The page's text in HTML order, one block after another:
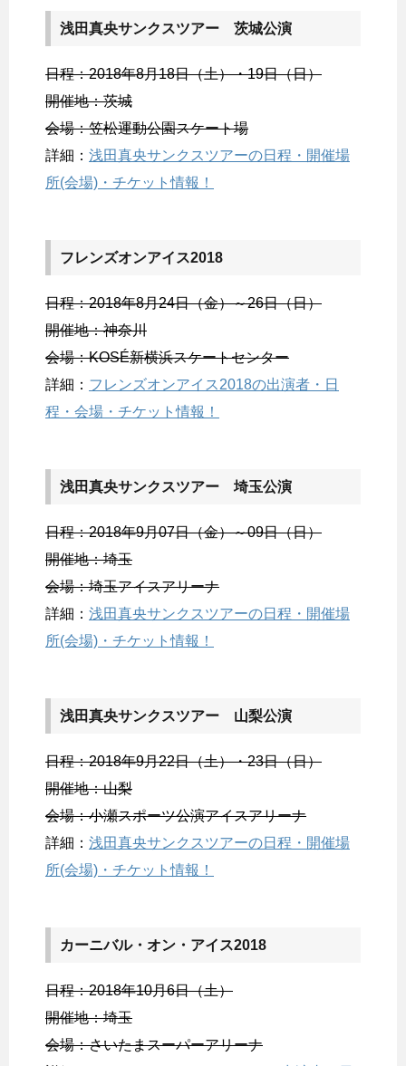
浅田真央サンクスツアー 茨城公演
日程：2018年8月18日（土）・19日（日）
開催地：茨城
会場：笠松運動公園スケート場
詳細： 浅田真央サンクスツアーの日程・開催場
所(会場)・チケット情報！
フレンズオンアイス2018
日程：2018年8月24日（金）～26日（日）
開催地：神奈川
会場：KOSÉ新横浜スケートセンター
詳細： フレンズオンアイス2018の出演者・日
程・会場・チケット情報！
浅田真央サンクスツアー 埼玉公演
日程：2018年9月07日（金）～09日（日）
開催地：埼玉
会場：埼玉アイスアリーナ
詳細： 浅田真央サンクスツアーの日程・開催場
所(会場)・チケット情報！
浅田真央サンクスツアー 山梨公演
日程：2018年9月22日（土）・23日（日）
開催地：山梨
会場：小瀬スポーツ公演アイスアリーナ
詳細： 浅田真央サンクスツアーの日程・開催場
所(会場)・チケット情報！
カーニバル・オン・アイス2018
日程：2018年10月6日（土）
開催地：埼玉
会場：さいたまスーパーアリーナ